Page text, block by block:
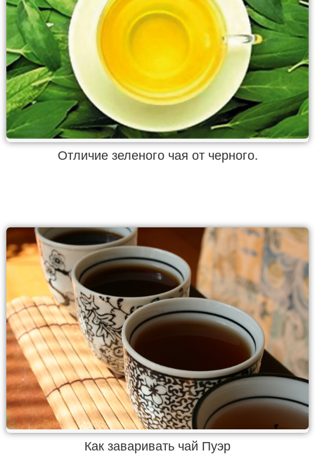
Отличие зеленого чая от черного.
Как заваривать чай Пуэр